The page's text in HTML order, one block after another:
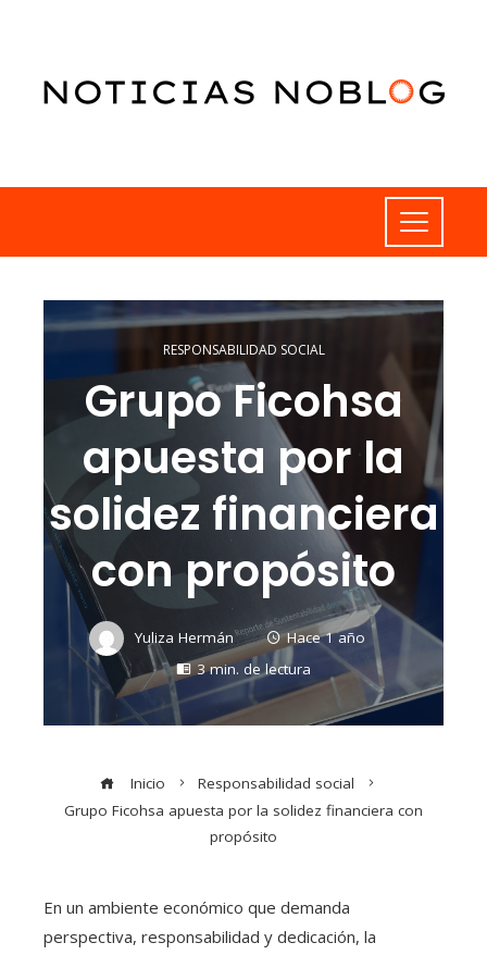
RESPONSABILIDAD SOCIAL
Grupo Ficohsa
apuesta por la
solidez financiera
con propósito
Yuliza Hermán
Hace 1 año
3 min. de lectura
Inicio
Responsabilidad social
Grupo Ficohsa apuesta por la solidez financiera con
propósito
En un ambiente económico que demanda
perspectiva, responsabilidad y dedicación, la